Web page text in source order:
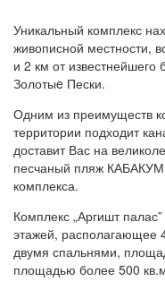
Уникальный комплекс
живописной местности,
и 2 км от известнейшего
Золотыe Пески.
Одним из преимуществ
территории подходит
доставит Вас на
песчаный пляж
комплекса.
Комплекс „Аргишт
этажей, располагающее
двумя спальнями,
площадью более 500